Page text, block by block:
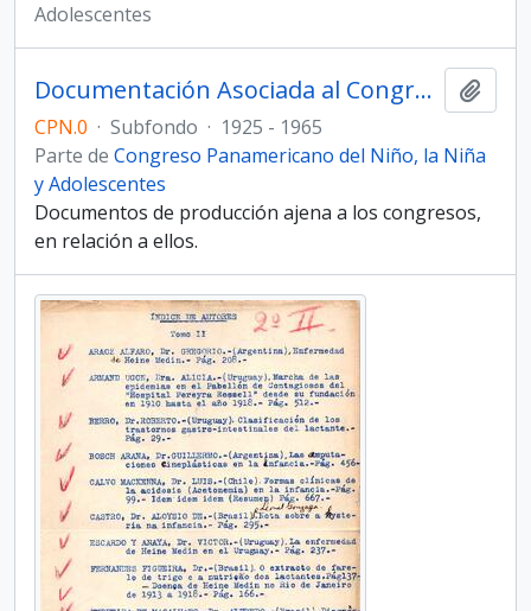
Adolescentes
Documentación Asociada al Congreso Panamericano del Niño, la Niña y Adolescentes
CPN.0 · Subfondo · 1925 - 1965
Parte de Congreso Panamericano del Niño, la Niña
y Adolescentes
Documentos de producción ajena a los congresos,
en relación a ellos.